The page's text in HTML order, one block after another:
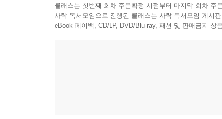
클래스는 첫번째 회차 주문확정 시점부터 마지막 회차 주
사락 독서모임으로 진행된 클래스는 사락 독서모임 게시
eBook 페이백, CD/LP, DVD/Blu-ray, 패션 및 판매금지 상